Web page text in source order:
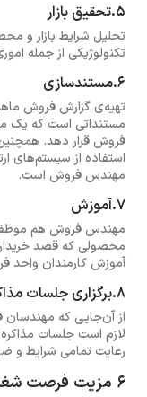
5.تحقیق بازار
تحلیل شرایط بازار و
تکنولوژیکی از جمله
6.مستندسازی
تهیه‌ی گزارش فروش
مستنداتی است که یک
فروش قرار دهد.
مهندس فروش است.
7.آموزش
مهندس فروش هم
محصولی که قصد
آموزش کارمندان واحد
8.برگزاری جلسات مذاکره
لازم است جلسات مذاکره
رعایت تمامی شرایط و
6 مزیت فرصت شغلی مهندس فروش